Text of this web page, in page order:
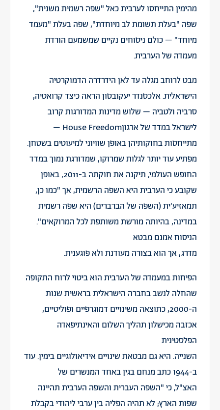
מהימין התייחסו לערבית כאל "שפה רשמית משנית",
שפה "בעלת תשומת לב מיוחדת", שפה בעלת "מעמד
מיוחד" – כולם ניסוחים נקיים שמשמעם הורדת
מעמדה של הערבית.
מבט לרוחב מגלה עד לאן הידרדרה הדמוקרטיה
הישראלית. אלכסנדר יעקובסון הראה כיצד קרואטיה,
סרביה ולטביה – שלוש מדינות המדורגות קרוב
לישראל במדד של ארגוןHouse Freedom –
מתייחסות בחוקותיהן באופן שוויוני למיעוטים בשטחן.
מפתיע עוד יותר לגלות שמרוקו, שמדורגת נמוך במדד
החופש העולמי, תיקנה את חוקתה ב-2011, באופן
שקובע כי הערבית היא השפה הרשמית, אך "כמו כן,
תמאזיע'ית (השפה של הברברים) היא שפה רשמית
במדינה, בהיותה מורשת משותפת לכל המרוקאים".
הניסוח אמנם מבטא
מדרג, אך הוא בצורה מעודנת ולא פוגענית.
הפיחות במעמדה של הערבית הוא ביטוי לרוח התקופה
שהחלה לנשב בחברה הישראלית בראשית שנות
ה-2000, כתוצאה משינויים דמוגרפיים ופוליטיים,
אכזבה מכישלון תהליך השלום והאינתיפאדה
הפלסטינית
השנייה. היא גם מבטאת שינויים אידיאולוגיים בימין. עוד
ב-1944 כתב מנחם בגין באחד המנשרים של
האצ"ל, כי "השפה העברית והשפה הערבית תהיינה
שפות הארץ; לא תהיה הפליה בין ערבי ליהודי בקבלת